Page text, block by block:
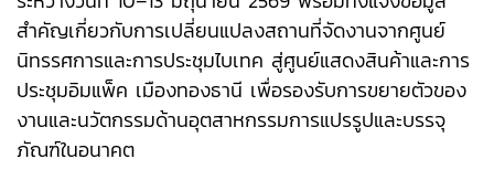
สำคัญเกี่ยวกับการเปลี่ยนแปลงสถานที่จัดงานจากศูนย์
นิทรรศการและการประชุมไบเทค สู่ศูนย์แสดงสินค้าและการ
ประชุมอิมแพ็ค เมืองทองธานี เพื่อรองรับการขยายตัวของ
งานและนวัตกรรมด้านอุตสาหกรรมการแปรรูปและบรรจุ
ภัณฑ์ในอนาคต